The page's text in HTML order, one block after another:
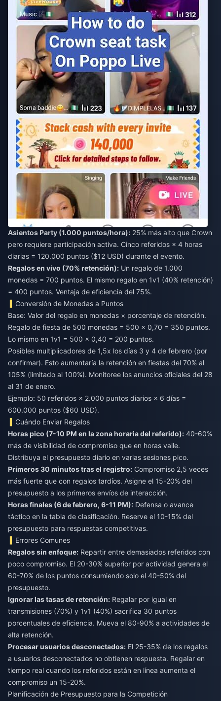
Asientos Party (1.000 puntos/hora): 25% más alto que Crown
pero requiere participación activa. Cinco referidos × 4 horas
diarias = 120.000 puntos ($12 USD) durante el evento.
Regalos en vivo (70% retención): Un regalo de 1.000
monedas = 700 puntos. El mismo regalo en 1v1 (40% retención)
= 400 puntos. Ventaja de eficiencia del 75%.
Conversión de Monedas a Puntos
Base: Valor del regalo en monedas × porcentaje de retención.
Regalo de fiesta de 500 monedas = 500 × 0,70 = 350 puntos.
Lo mismo en 1v1 = 500 × 0,40 = 200 puntos.
Posibles multiplicadores de 1,5x los días 3 y 4 de febrero (por
confirmar). Esto aumentaría la retención en fiestas del 70% al
105% (limitado al 100%). Monitoree los anuncios oficiales del 28
al 31 de enero.
Ejemplo: 50 referidos × 2.000 puntos diarios × 6 días =
600.000 puntos ($60 USD).
Cuándo Enviar Regalos
Horas pico (7-10 PM en la zona horaria del referido): 40-60%
más de visibilidad de compromiso que en horas valle.
Distribuya el presupuesto diario en varias sesiones pico.
Primeros 30 minutos tras el registro: Compromiso 2,5 veces
más fuerte que con regalos tardíos. Asigne el 15-20% del
presupuesto a los primeros envíos de interacción.
Horas finales (6 de febrero, 6-11 PM): Defensa o avance
táctico en la tabla de clasificación. Reserve el 10-15% del
presupuesto para respuestas competitivas.
Errores Comunes
Regalos sin enfoque: Repartir entre demasiados referidos con
poco compromiso. El 20-30% superior por actividad genera el
60-70% de los puntos consumiendo solo el 40-50% del
presupuesto.
Ignorar las tasas de retención: Regalar por igual en
transmisiones (70%) y 1v1 (40%) sacrifica 30 puntos
porcentuales de eficiencia. Mueva el 80-90% a actividades de
alta retención.
Procesar usuarios desconectados: El 25-35% de los regalos
a usuarios desconectados no obtienen respuesta. Regalar en
tiempo real cuando los referidos están en línea aumenta el
compromiso un 15-20%.
Planificación de Presupuesto para la Competición